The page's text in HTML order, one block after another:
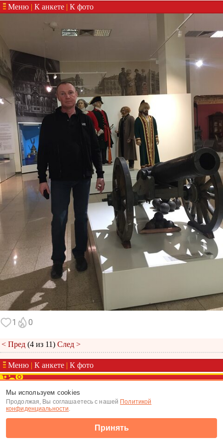
Меню | К анкете | К фото
1 0
< Пред (4 из 11) След >
Меню | К анкете | К фото
(c) Tabor.ru 2026
Мы используем cookies
Продолжая, Вы соглашаетесь с нашей Политикой
конфиденциальности.
Принять